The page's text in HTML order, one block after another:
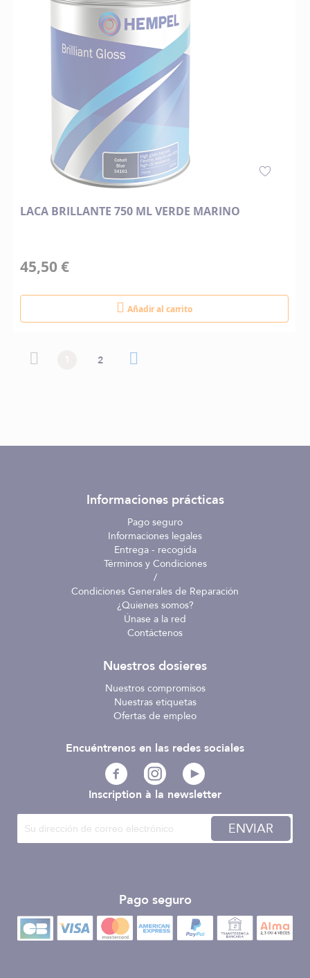
LACA BRILLANTE 750 ML VERDE MARINO
45,50 €
Añadir al carrito
Página Página anterior
Actualmente estás leyendo página
Página
2
Informaciones prácticas
Pago seguro
Informaciones legales
Entrega - recogida
Términos y Condiciones
/
Condiciones Generales de Reparación
¿Quienes somos?
Únase a la red
Contáctenos
Nuestros dosieres
Nuestros compromisos
Nuestras etiquetas
Ofertas de empleo
Inscription à la newsletter
ENVIAR
Pago seguro
Encuéntrenos en las redes sociales